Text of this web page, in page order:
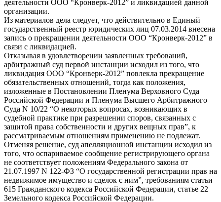
деятельности ООО “Кронверк-2012” и ликвидацией данной
организации.
Из материалов дела следует, что действительно в Единый
государственный реестр юридических лиц 07.03.2014 внесена
запись о прекращении деятельности ООО “Кронверк-2012” в
связи с ликвидацией.
Отказывая в удовлетворении заявленных требований,
арбитражный суд первой инстанции исходил из того, что
ликвидация ООО “Кронверк-2012” повлекла прекращение
обязательственных отношений, тогда как положения,
изложенные в Постановлении Пленума Верховного Суда
Российской Федерации и Пленума Высшего Арбитражного
Суда N 10/22 “О некоторых вопросах, возникающих в
судебной практике при разрешении споров, связанных с
защитой права собственности и других вещных прав”, к
рассматриваемым отношениям применению не подлежат.
Отменяя решение, суд апелляционной инстанции исходил из
того, что оспариваемое сообщение регистрирующего органа
не соответствует положениям Федерального закона от
21.07.1997 N 122-ФЗ “О государственной регистрации прав на
недвижимое имущество и сделок с ним”, требованиям статьи
615 Гражданского кодекса Российской Федерации, статье 22
Земельного кодекса Российской Федерации.